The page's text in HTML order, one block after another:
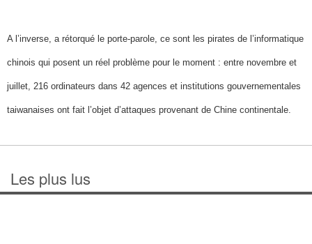
A l’inverse, a rétorqué le porte-parole, ce sont les pirates de l’informatique
chinois qui posent un réel problème pour le moment : entre novembre et
juillet, 216 ordinateurs dans 42 agences et institutions gouvernementales
taiwanaises ont fait l’objet d’attaques provenant de Chine continentale.
Les plus lus